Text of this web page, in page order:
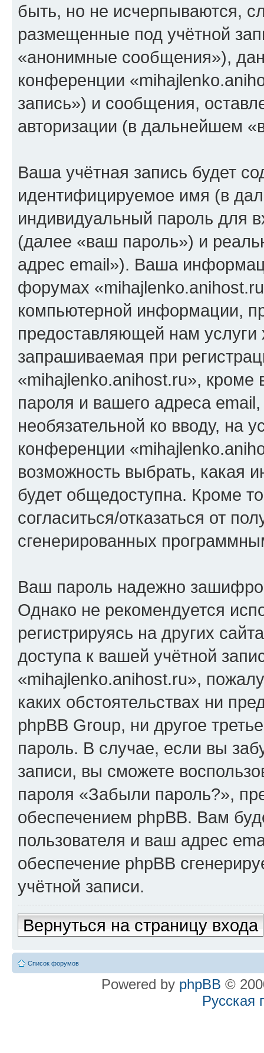
быть, но не исчерпываются,
размещенные под учётной
«анонимные сообщения»),
конференции
запись») и сообщения,
авторизации (в дальнейшем
Ваша учётная запись будет
идентифицируемое имя (в
индивидуальный пароль для
(далее «ваш пароль») и
адрес email»). Ваша
форумах
компьютерной информации,
предоставляющей нам
запрашиваемая при
«mihajlenko.anihost.ru», кроме
пароля и вашего адреса
необязательной ко вводу, на
конференции
возможность выбрать, какая
будет общедоступна. Кроме
согласиться/отказаться от
сгенерированных
Ваш пароль надежно
Однако не рекомендуется
регистрируясь на других
доступа к вашей учётной
«mihajlenko.anihost.ru»,
каких обстоятельствах ни
phpBB Group, ни другое
пароль. В случае, если вы
записи, вы сможете
пароля «Забыли пароль?»,
обеспечением phpBB. Вам
пользователя и ваш адрес
обеспечение phpBB
учётной записи.
Вернуться на страницу входа
Список форумов
Powered by phpBB ©
Русская